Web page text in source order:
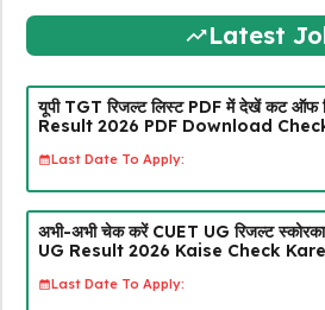
Latest
यूपी TGT रिजल्ट लिस्ट PDF में देखें कट ऑफ
Result 2026 PDF Download
Last Date To Apply:
अभी-अभी चेक करें CUET UG रिजल्ट
UG Result 2026 Kaise Check
Last Date To Apply: